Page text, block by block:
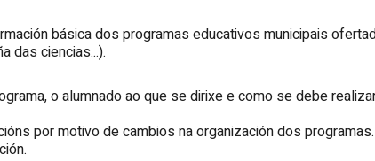
básica dos programas educativos municipais
das ciencias...).
o alumnado ao que se dirixe e como se debe
por motivo de cambios na organización dos